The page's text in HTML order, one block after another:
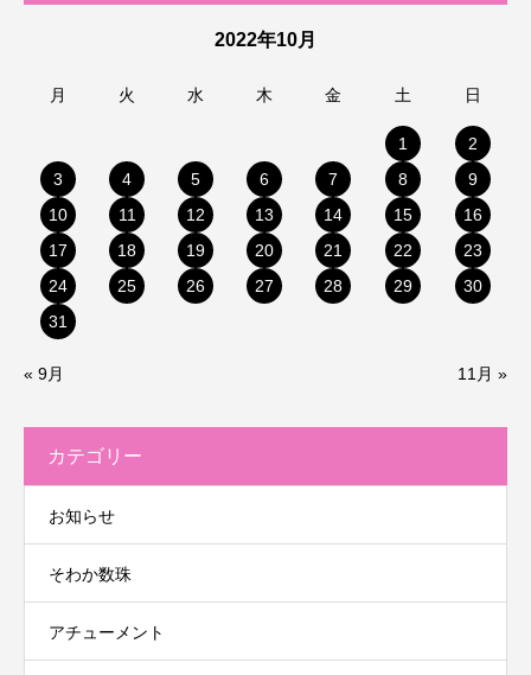
2022年10月
月 火 水 木 金 土 日
1
2
3
4 5 6 7 8
9
10
11 12 13 14 15
16
17
18 19 20 21 22
23
24
25 26 27 28 29
30
31
« 9月 11月 »
カテゴリー
お知らせ
そわか数珠
アチューメント